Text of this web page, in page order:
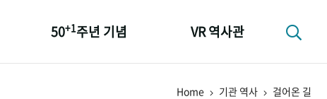
50+1주년 기념 VR 역사관
Home 기관 역사 걸어온 길